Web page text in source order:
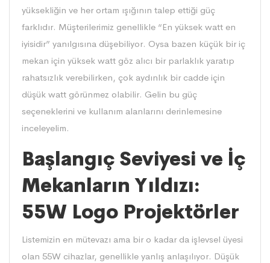
yüksekliğin ve her ortam ışığının talep ettiği güç
farklıdır. Müşterilerimiz genellikle “En yüksek watt en
iyisidir” yanılgısına düşebiliyor. Oysa bazen küçük bir iç
mekan için yüksek watt göz alıcı bir parlaklık yaratıp
rahatsızlık verebilirken, çok aydınlık bir cadde için
düşük watt görünmez olabilir. Gelin bu güç
seçeneklerini ve kullanım alanlarını derinlemesine
inceleyelim.
Başlangıç Seviyesi ve İç
Mekanların Yıldızı:
55W Logo Projektörler
Listemizin en mütevazı ama bir o kadar da işlevsel üyesi
olan 55W cihazlar, genellikle yanlış anlaşılıyor. Düşük